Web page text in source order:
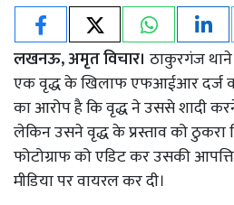
लखनऊ, अमृत विचार। ठाकुरगंज
एक वृद्ध के खिलाफ एफआईआर दर्ज
का आरोप है कि वृद्ध ने उससे शादी
लेकिन उसने वृद्ध के प्रस्ताव को ठुकरा
फोटोग्राफ को एडिट कर उसकी
मीडिया पर वायरल कर दी।